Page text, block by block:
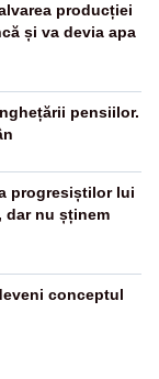
producției
și va devia apa
pensiilor.
progresiștilor lui
dar nu șținem
conceptul